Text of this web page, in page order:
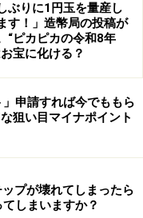
めかくされていた埋
が埋蔵されているの
せん。確実に掘り出
が、高橋洋一氏の著
会では50兆円の埋蔵
ぶりに1円玉を量産し
す！」造幣局の投稿が
“ピカピカの令和8年
宝に化ける？
申請すれば今でももら
狙い目マイナポイント
プが壊れてしまったら
てしまいますか？